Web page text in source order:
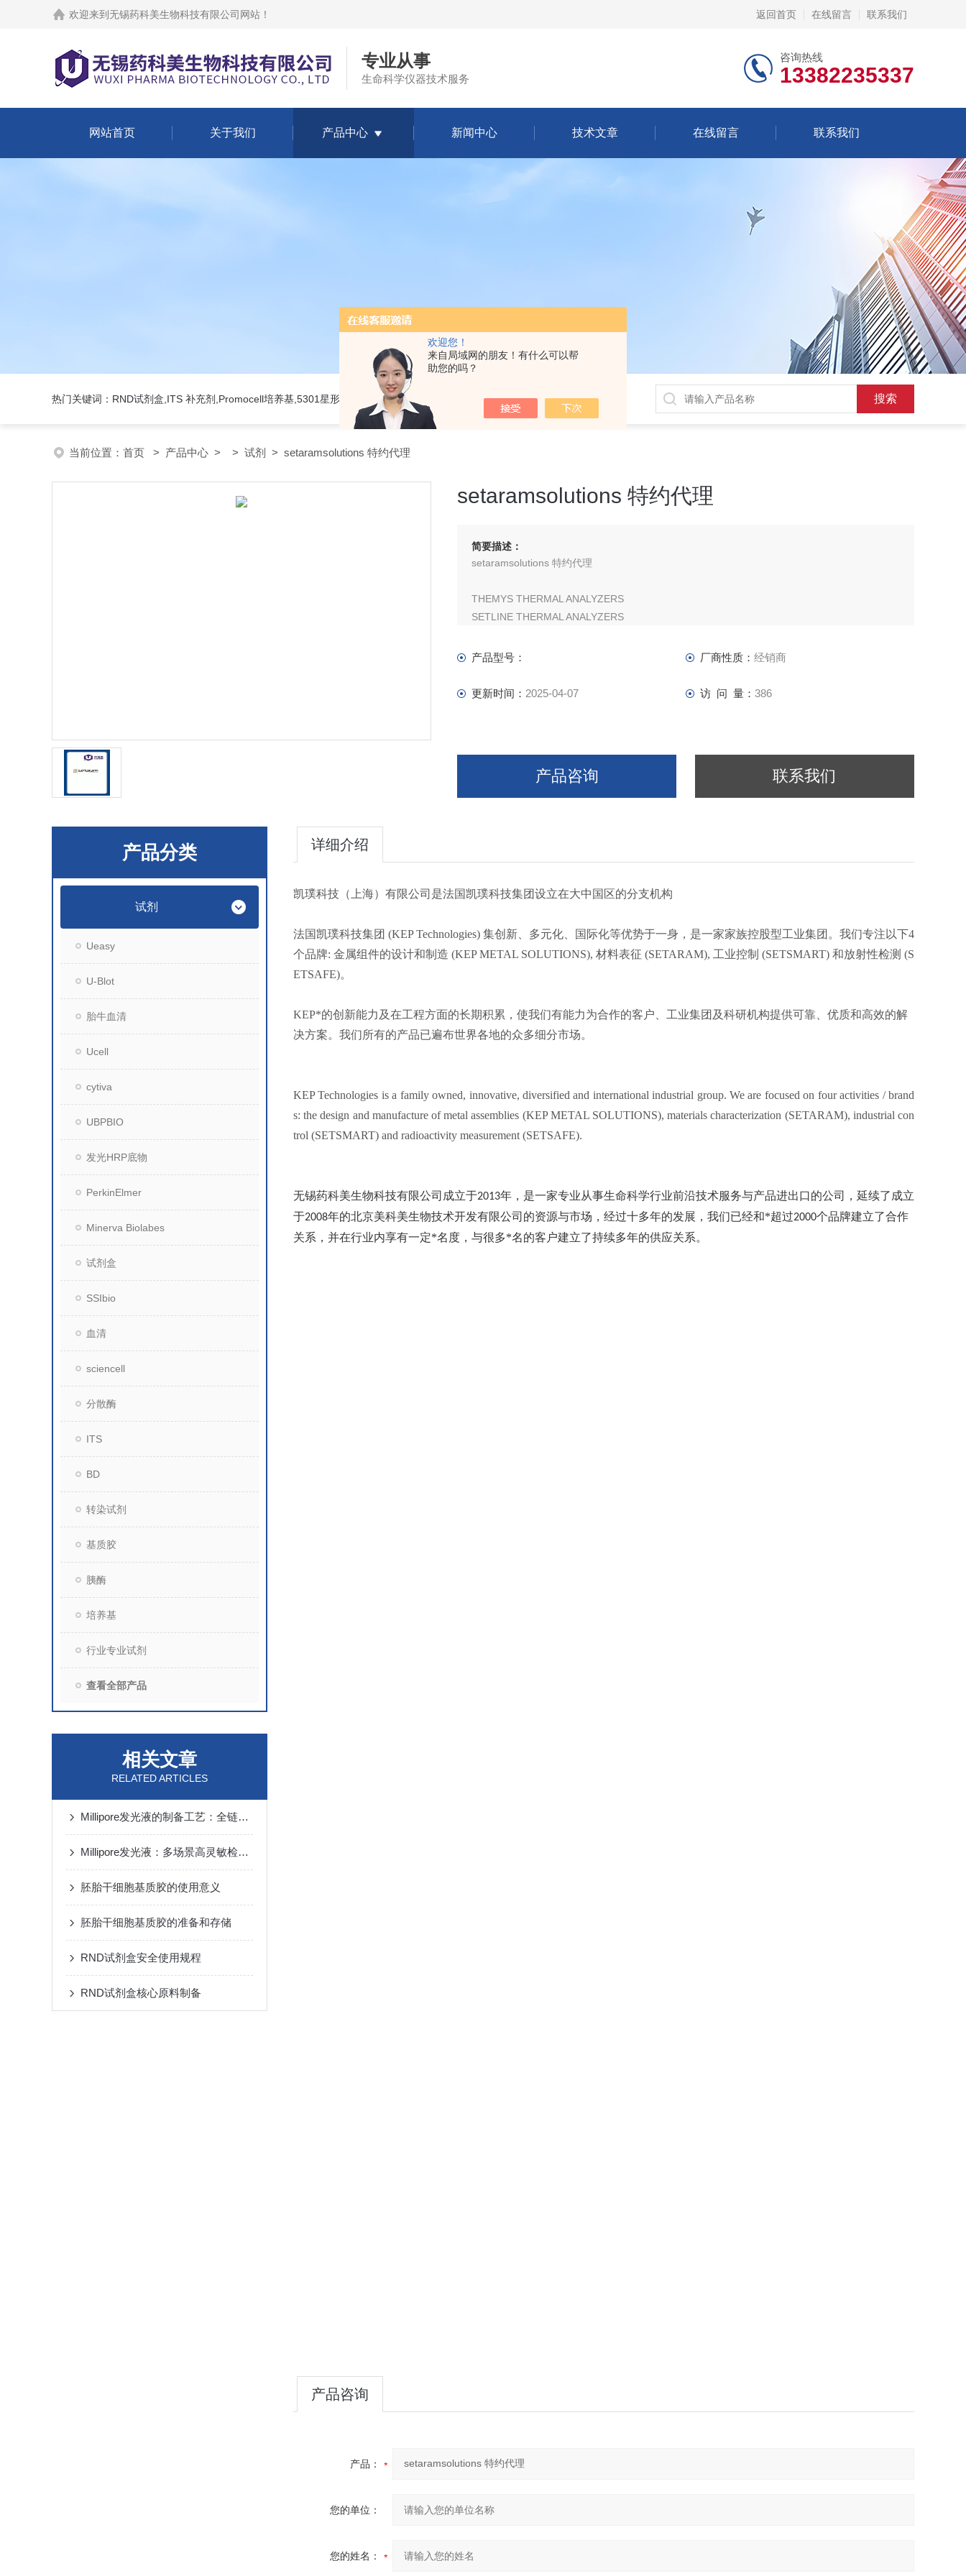
欢迎您！
来自局域网的朋友！有什么可以帮
助您的吗？
欢迎来到 无锡药科美生物科技有限公司网站 ！ 返回首页 在线留言 联系我们
专业从事
生命科学仪器技术服务
咨询热线
13382235337
网站首页 关于我们 产品中心 新闻中心 技术文章 在线留言 联系我们
热门关键词：RND试剂盒,ITS 补充剂,Promocell培养基,5301星形细胞培养基
当前位置： 首页 > 产品中心 > > 试剂 > setaramsolutions 特约代理
setaramsolutions 特约代理
简要描述：
setaramsolutions 特约代理
THEMYS THERMAL ANALYZERS
SETLINE THERMAL ANALYZERS
MICROCALVET CALORIMETERS
GASPRO MANOMETERS
产品型号： 厂商性质： 经销商
更新时间： 2025-04-07 访 问 量： 386
产品咨询 联系我们
产品分类
试剂
Ueasy
U-Blot
胎牛血清
Ucell
cytiva
UBPBIO
发光HRP底物
PerkinElmer
Minerva Biolabes
试剂盒
SSIbio
血清
sciencell
分散酶
ITS
BD
转染试剂
基质胶
胰酶
培养基
行业专业试剂
查看全部产品
相关文章
RELATED ARTICLES
Millipore发光液的制备工艺：全链路质控保障检测性能稳定
Millipore发光液：多场景高灵敏检测的核心试剂支撑
胚胎干细胞基质胶的使用意义
胚胎干细胞基质胶的准备和存储
RND试剂盒安全使用规程
RND试剂盒核心原料制备
详细介绍
凯璞科技（上海）有限公司是法国凯璞科技集团设立在大中国区的分支机构
法国凯璞科技集团 (KEP Technologies) 集创新、多元化、国际化等优势于一身，是一家家族控股型工业集团。我们专注以下4
个品牌: 金属组件的设计和制造 (KEP METAL SOLUTIONS), 材料表征 (SETARAM), 工业控制 (SETSMART) 和放射性检测 (S
ETSAFE)。
KEP*的创新能力及在工程方面的长期积累，使我们有能力为合作的客户、工业集团及科研机构提供可靠、优质和高效的解
决方案。我们所有的产品已遍布世界各地的众多细分市场。
KEP Technologies is a family owned, innovative, diversified and international industrial group. We are focused on four activities / brand
s: the design and manufacture of metal assemblies (KEP METAL SOLUTIONS), materials characterization (SETARAM), industrial con
trol (SETSMART) and radioactivity measurement (SETSAFE).
无锡药科美生物科技有限公司成立于2013年，是一家专业从事生命科学行业前沿技术服务与产品进出口的公司，延续了成立
于2008年的北京美科美生物技术开发有限公司的资源与市场，经过十多年的发展，我们已经和*超过2000个品牌建立了合作
关系，并在行业内享有一定*名度，与很多*名的客户建立了持续多年的供应关系。
产品咨询
产品：
您的单位：
您的姓名：